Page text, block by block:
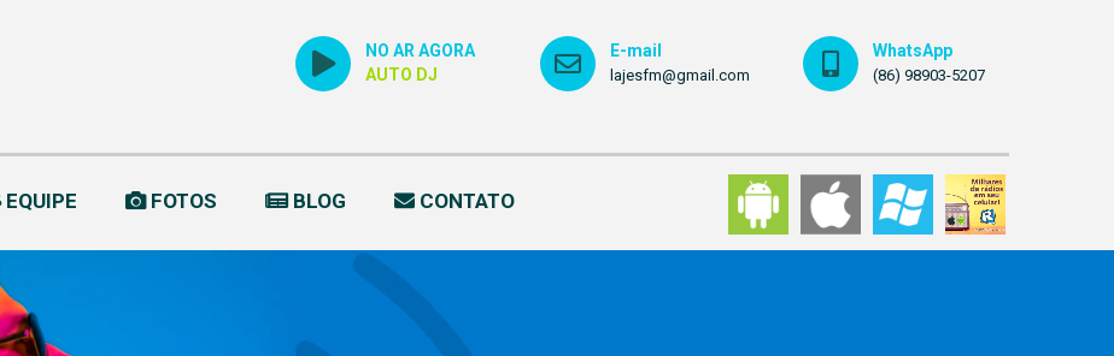
NO AR AGORA
AUTO DJ
E-mail
lajesfm@gmail.com
WhatsApp
(86) 98903-5207
EQUIPE FOTOS BLOG CONTATO